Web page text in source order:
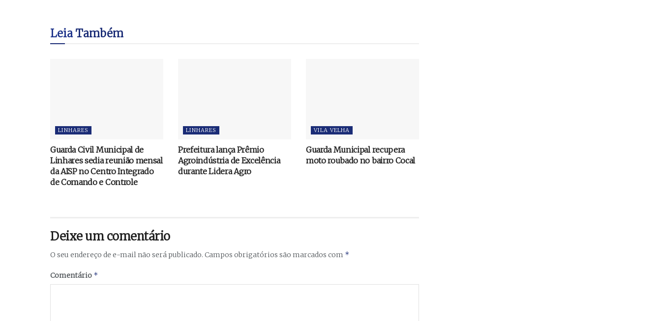
LeiaTambém
LINHARES
Guarda Civil Municipal de
Linhares sedia reunião mensal
da AISP no Centro Integrado
de Comando e Controle
LINHARES
Prefeitura lança Prêmio
Agroindústria de Excelência
durante Lidera Agro
VILA VELHA
Guarda Municipal recupera
moto roubado no bairro Cocal
Deixe um comentário
O seu endereço de e-mail não será publicado. Campos obrigatórios são marcados com *
Comentário *